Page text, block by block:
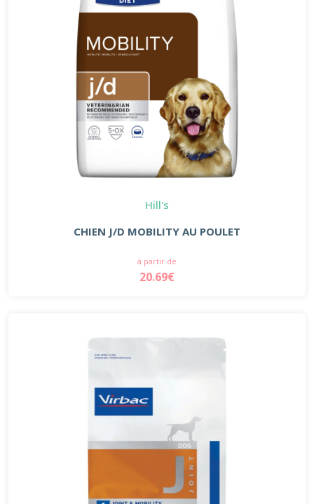
Hill's
CHIEN J/D MOBILITY AU POULET
à partir de
20.69€